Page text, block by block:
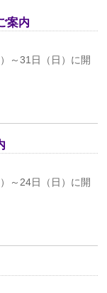
案内
～31日（日）に開
～24日（日）に開